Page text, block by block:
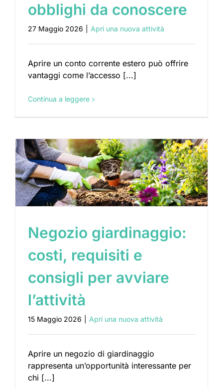
obblighi da conoscere
27 Maggio 2026 Apri una nuova attività
Aprire un conto corrente estero può offrire
vantaggi come l’accesso [...]
Continua a leggere
Negozio giardinaggio:
costi, requisiti e
consigli per avviare
l’attività
15 Maggio 2026 Apri una nuova attività
Aprire un negozio di giardinaggio
rappresenta un’opportunità interessante per
chi [...]